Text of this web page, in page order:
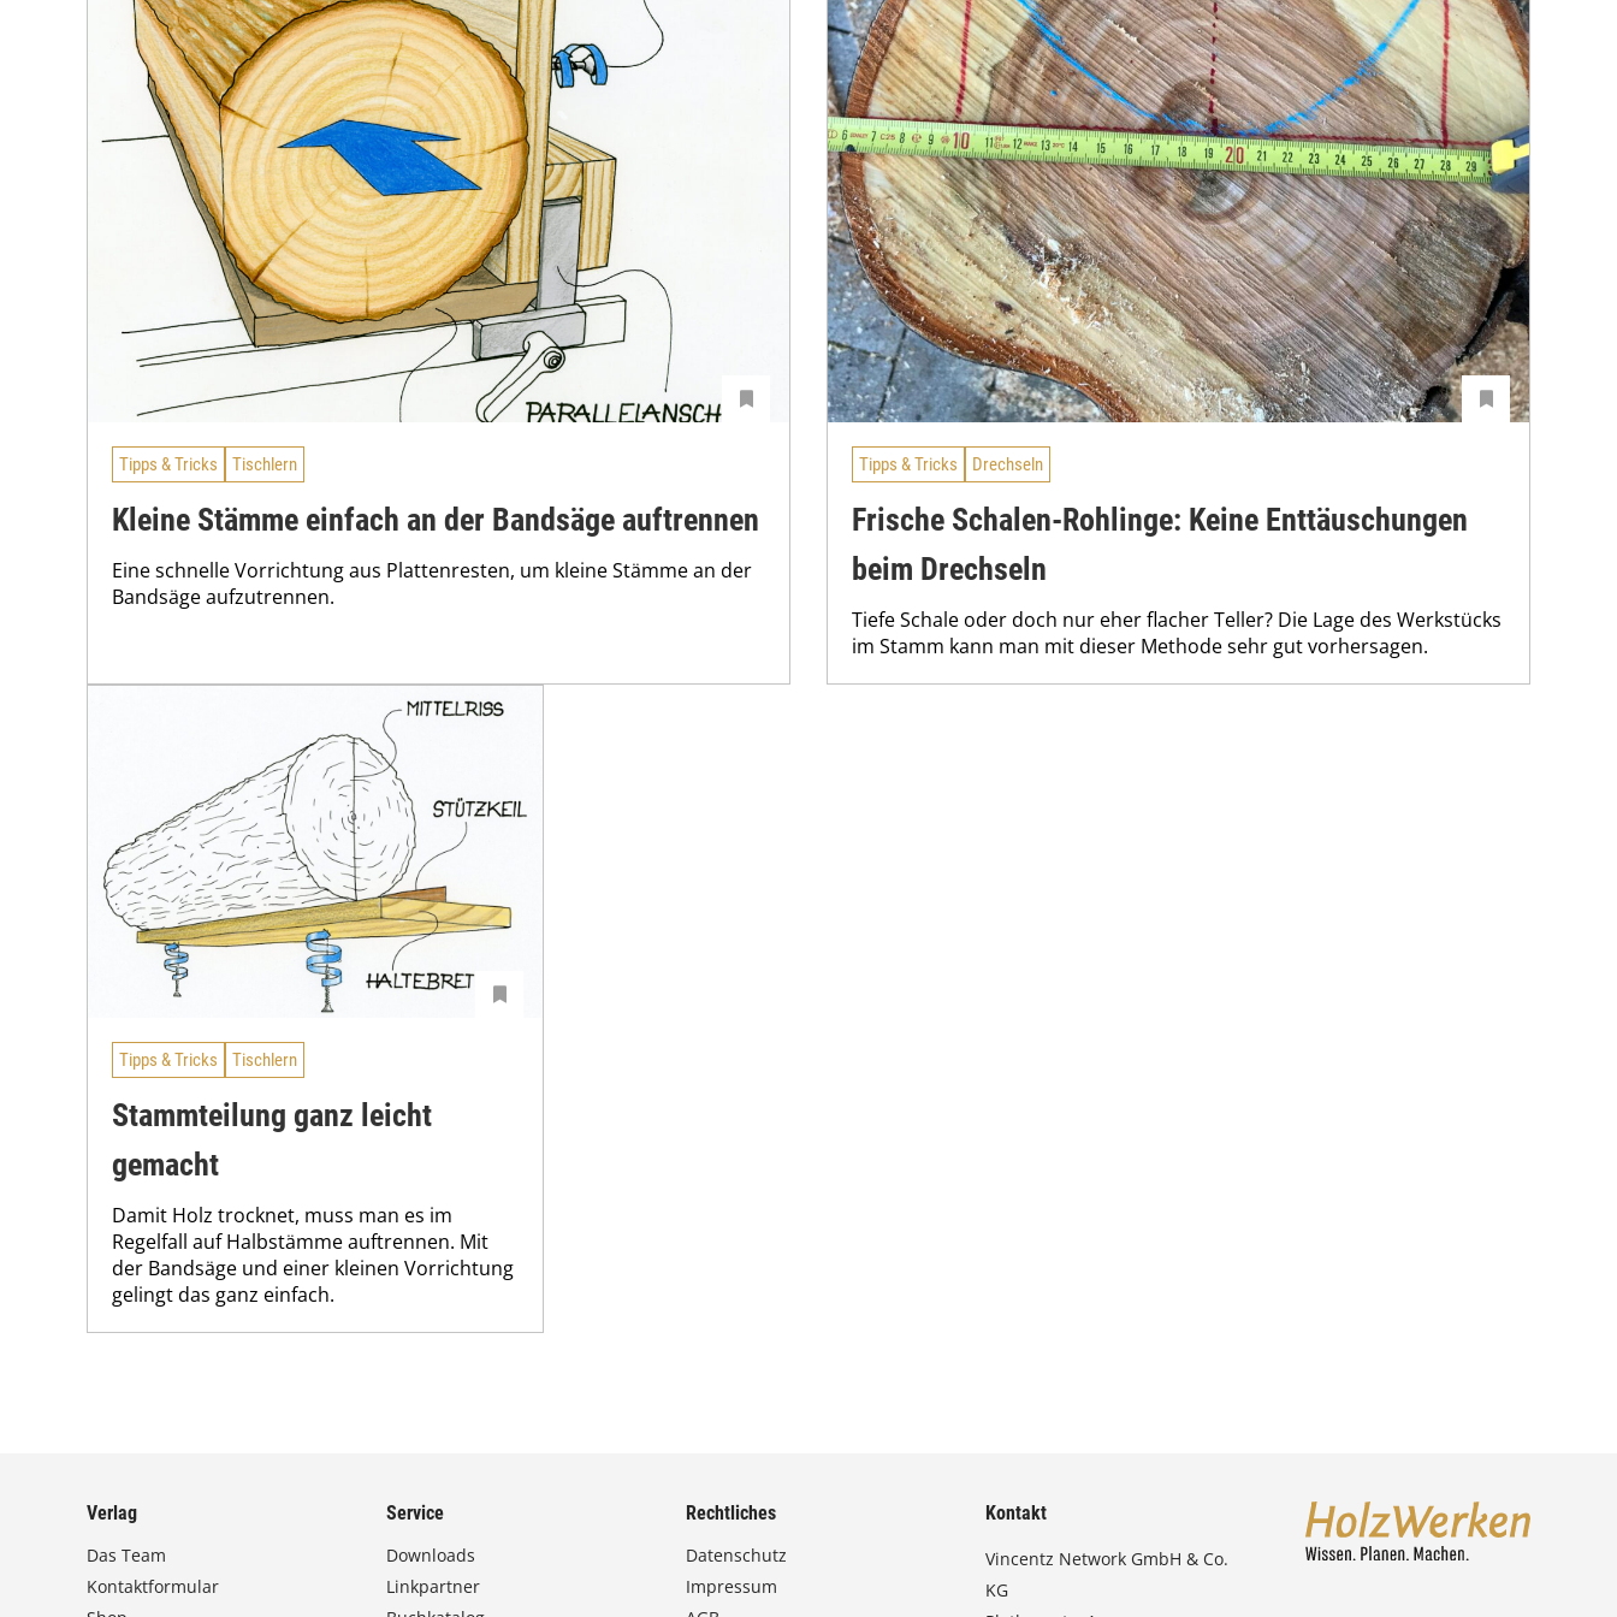
Tipps & Tricks Tischlern
Kleine Stämme einfach an der Bandsäge auftrennen
Eine schnelle Vorrichtung aus Plattenresten, um kleine Stämme an der
Bandsäge aufzutrennen.
Tipps & Tricks Drechseln
Frische Schalen-Rohlinge: Keine Enttäuschungen
beim Drechseln
Tiefe Schale oder doch nur eher flacher Teller? Die Lage des Werkstücks
im Stamm kann man mit dieser Methode sehr gut vorhersagen.
Tipps & Tricks Tischlern
Stammteilung ganz leicht
gemacht
Damit Holz trocknet, muss man es im
Regelfall auf Halbstämme auftrennen. Mit
der Bandsäge und einer kleinen Vorrichtung
gelingt das ganz einfach.
Verlag
Das Team
Kontaktformular
Service
Downloads
Linkpartner
Rechtliches
Datenschutz
Impressum
Kontakt
Vincentz Network GmbH & Co.
KG